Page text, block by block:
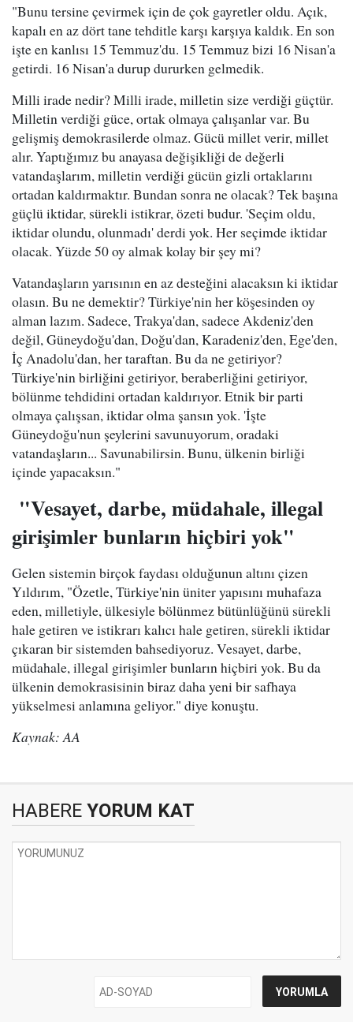
"Bunu tersine çevirmek için de çok gayretler oldu. Açık,
kapalı en az dört tane tehditle karşı karşıya kaldık. En son
işte en kanlısı 15 Temmuz'du. 15 Temmuz bizi 16 Nisan'a
getirdi. 16 Nisan'a durup dururken gelmedik.
Milli irade nedir? Milli irade, milletin size verdiği güçtür.
Milletin verdiği güce, ortak olmaya çalışanlar var. Bu
gelişmiş demokrasilerde olmaz. Gücü millet verir, millet
alır. Yaptığımız bu anayasa değişikliği de değerli
vatandaşlarım, milletin verdiği gücün gizli ortaklarını
ortadan kaldırmaktır. Bundan sonra ne olacak? Tek başına
güçlü iktidar, sürekli istikrar, özeti budur. 'Seçim oldu,
iktidar olundu, olunmadı' derdi yok. Her seçimde iktidar
olacak. Yüzde 50 oy almak kolay bir şey mi?
Vatandaşların yarısının en az desteğini alacaksın ki iktidar
olasın. Bu ne demektir? Türkiye'nin her köşesinden oy
alman lazım. Sadece, Trakya'dan, sadece Akdeniz'den
değil, Güneydoğu'dan, Doğu'dan, Karadeniz'den, Ege'den,
İç Anadolu'dan, her taraftan. Bu da ne getiriyor?
Türkiye'nin birliğini getiriyor, beraberliğini getiriyor,
bölünme tehdidini ortadan kaldırıyor. Etnik bir parti
olmaya çalışsan, iktidar olma şansın yok. 'İşte
Güneydoğu'nun şeylerini savunuyorum, oradaki
vatandaşların... Savunabilirsin. Bunu, ülkenin birliği
içinde yapacaksın."
"Vesayet, darbe, müdahale, illegal
girişimler bunların hiçbiri yok"
Gelen sistemin birçok faydası olduğunun altını çizen
Yıldırım, "Özetle, Türkiye'nin üniter yapısını muhafaza
eden, milletiyle, ülkesiyle bölünmez bütünlüğünü sürekli
hale getiren ve istikrarı kalıcı hale getiren, sürekli iktidar
çıkaran bir sistemden bahsediyoruz. Vesayet, darbe,
müdahale, illegal girişimler bunların hiçbiri yok. Bu da
ülkenin demokrasisinin biraz daha yeni bir safhaya
yükselmesi anlamına geliyor." diye konuştu.
Kaynak: AA
HABERE YORUM KAT